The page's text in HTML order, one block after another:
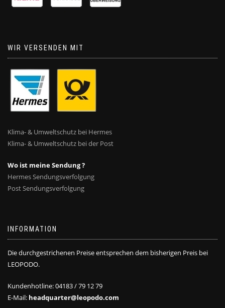
WIR VERSENDEN MIT
Klima- & Umweltschutz bei Hermes
Klima- & Umweltschutz bei der Post
Wo ist meine Sendung ?
Hermes Sendungsverfolgung
Post Sendungsverfolgung
INFORMATION
Die durchgestrichenen Preise entsprechen dem bisherigen Preis bei
LEOPODO.
Kundenhotline: 04183 / 79 12 79
E-Mail: headquarter@leopodo.com